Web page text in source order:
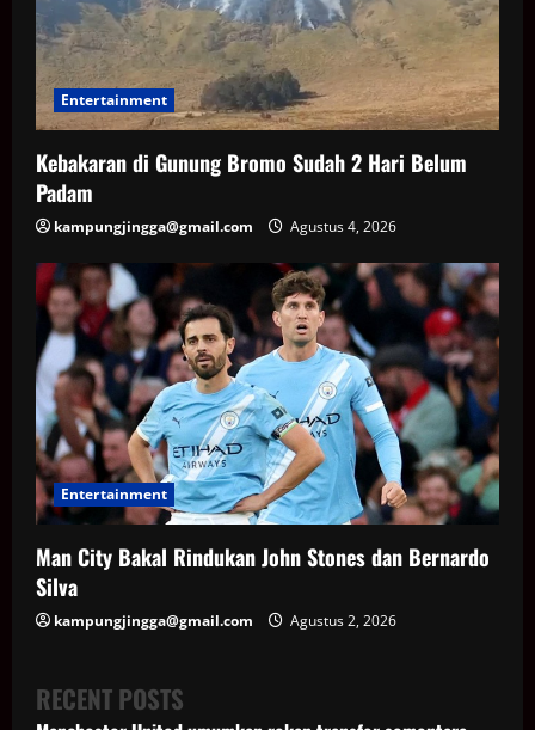
Entertainment
Kebakaran di Gunung Bromo Sudah 2 Hari Belum
Padam
kampungjingga@gmail.com Agustus 4, 2026
Entertainment
Man City Bakal Rindukan John Stones dan Bernardo
Silva
kampungjingga@gmail.com Agustus 2, 2026
RECENT POSTS